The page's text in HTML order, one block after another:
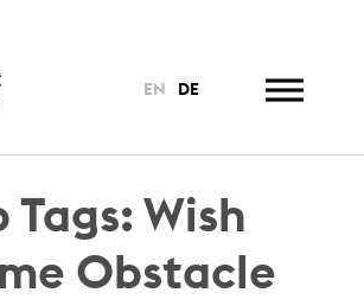
EN DE
Tags: Wish
Obstacle